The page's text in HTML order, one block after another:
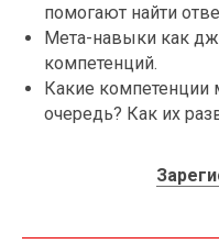
помогают найти
Мета-навыки как
компетенций.
Какие
очередь? Как их